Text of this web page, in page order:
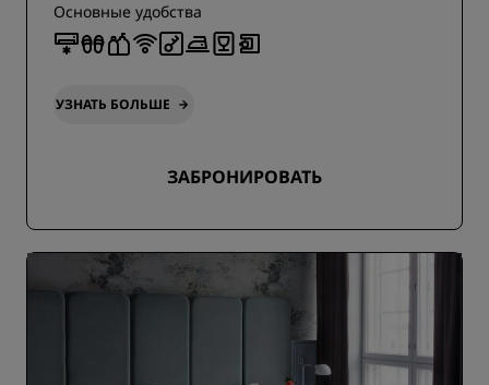
Основные удобства
УЗНАТЬ БОЛЬШЕ
ЗАБРОНИРОВАТЬ